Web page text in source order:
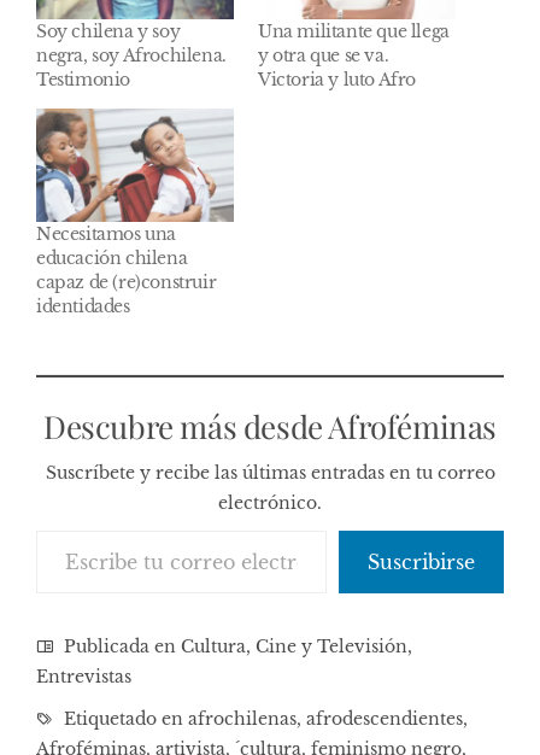
Soy chilena y soy
negra, soy Afrochilena.
Testimonio
Una militante que llega
y otra que se va.
Victoria y luto Afro
Necesitamos una
educación chilena
capaz de (re)construir
identidades
Descubre más desde Afroféminas
Suscríbete y recibe las últimas entradas en tu correo
electrónico.
Suscribirse
Publicada en Cultura, Cine y Televisión,
Entrevistas
Etiquetado en afrochilenas, afrodescendientes,
Afroféminas, artivista, ´cultura, feminismo negro,